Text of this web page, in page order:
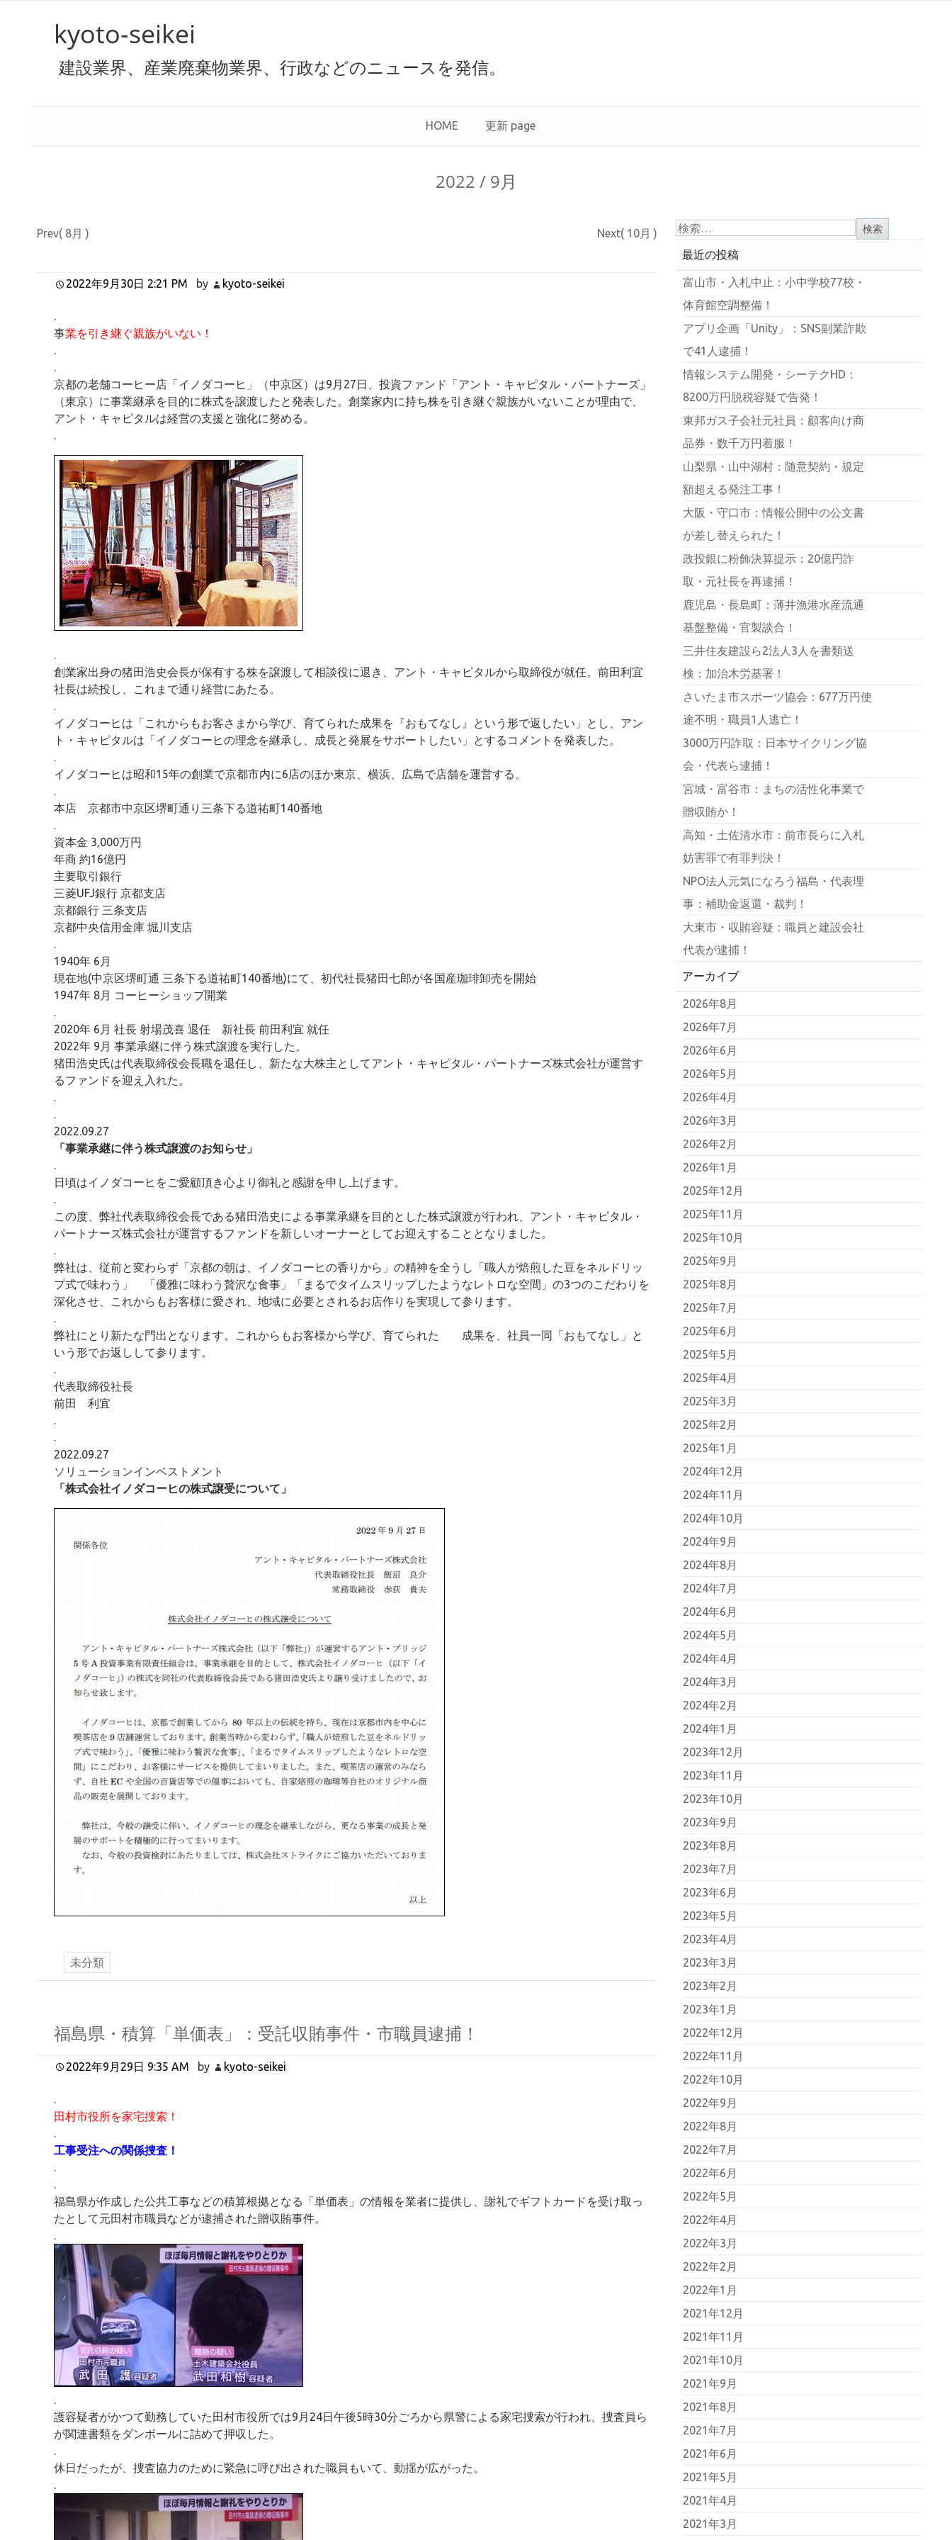
kyoto-seikei
建設業界、産業廃棄物業界、行政などのニュースを発信。
HOME 更新 page
2022 / 9月
Prev( 8月 ) Next( 10月 )
2022年9月30日 2:21 PM by kyoto-seikei
.
事業を引き継ぐ親族がいない！
.
.
京都の老舗コーヒー店「イノダコーヒ」（中京区）は9月27日、投資ファンド「アント・キャピタル・パートナーズ」
（東京）に事業継承を目的に株式を譲渡したと発表した。創業家内に持ち株を引き継ぐ親族がいないことが理由で、
アント・キャピタルは経営の支援と強化に努める。
.
.
創業家出身の猪田浩史会長が保有する株を譲渡して相談役に退き、アント・キャピタルから取締役が就任。前田利宜
社長は続投し、これまで通り経営にあたる。
.
イノダコーヒは「これからもお客さまから学び、育てられた成果を『おもてなし』という形で返したい」とし、アン
ト・キャピタルは「イノダコーヒの理念を継承し、成長と発展をサポートしたい」とするコメントを発表した。
.
イノダコーヒは昭和15年の創業で京都市内に6店のほか東京、横浜、広島で店舗を運営する。
.
本店 京都市中京区堺町通り三条下る道祐町140番地
.
資本金 3,000万円
年商 約16億円
主要取引銀行
三菱UFJ銀行 京都支店
京都銀行 三条支店
京都中央信用金庫 堀川支店
.
1940年 6月
現在地(中京区堺町通 三条下る道祐町140番地)にて、初代社長猪田七郎が各国産珈琲卸売を開始
1947年 8月 コーヒーショップ開業
.
2020年 6月 社長 射場茂喜 退任 新社長 前田利宜 就任
2022年 9月 事業承継に伴う株式譲渡を実行した。
猪田浩史氏は代表取締役会長職を退任し、新たな大株主としてアント・キャピタル・パートナーズ株式会社が運営す
るファンドを迎え入れた。
.
.
2022.09.27
「事業承継に伴う株式譲渡のお知らせ」
.
日頃はイノダコーヒをご愛顧頂き心より御礼と感謝を申し上げます。
.
この度、弊社代表取締役会長である猪田浩史による事業承継を目的とした株式譲渡が行われ、アント・キャピタル・
パートナーズ株式会社が運営するファンドを新しいオーナーとしてお迎えすることとなりました。
.
弊社は、従前と変わらず「京都の朝は、イノダコーヒの香りから」の精神を全うし「職人が焙煎した豆をネルドリッ
プ式で味わう」 「優雅に味わう贅沢な食事」「まるでタイムスリップしたようなレトロな空間」の3つのこだわりを
深化させ、これからもお客様に愛され、地域に必要とされるお店作りを実現して参ります。
.
弊社にとり新たな門出となります。これからもお客様から学び、育てられた 成果を、社員一同「おもてなし」と
いう形でお返しして参ります。
.
代表取締役社長
前田 利宜
.
.
2022.09.27
ソリューションインベストメント
「株式会社イノダコーヒの株式譲受について」
未分類
福島県・積算「単価表」：受託収賄事件・市職員逮捕！
2022年9月29日 9:35 AM by kyoto-seikei
.
田村市役所を家宅捜索！
.
工事受注への関係捜査！
.
.
福島県が作成した公共工事などの積算根拠となる「単価表」の情報を業者に提供し、謝礼でギフトカードを受け取っ
たとして元田村市職員などが逮捕された贈収賄事件。
.
.
護容疑者がかつて勤務していた田村市役所では9月24日午後5時30分ごろから県警による家宅捜索が行われ、捜査員ら
が関連書類をダンボールに詰めて押収した。
.
休日だったが、捜査協力のために緊急に呼び出された職員もいて、動揺が広がった。
.
最近の投稿
富山市・入札中止：小中学校77校・
体育館空調整備！
アプリ企画「Unity」：SNS副業詐欺
で41人逮捕！
情報システム開発・シーテクHD：
8200万円脱税容疑で告発！
東邦ガス子会社元社員：顧客向け商
品券・数千万円着服！
山梨県・山中湖村：随意契約・規定
額超える発注工事！
大阪・守口市：情報公開中の公文書
が差し替えられた！
政投銀に粉飾決算提示：20億円詐
取・元社長を再逮捕！
鹿児島・長島町：薄井漁港水産流通
基盤整備・官製談合！
三井住友建設ら2法人3人を書類送
検：加治木労基署！
さいたま市スポーツ協会：677万円使
途不明・職員1人逃亡！
3000万円詐取：日本サイクリング協
会・代表ら逮捕！
宮城・富谷市：まちの活性化事業で
贈収賄か！
高知・土佐清水市：前市長らに入札
妨害罪で有罪判決！
NPO法人元気になろう福島・代表理
事：補助金返還・裁判！
大東市・収賄容疑：職員と建設会社
代表が逮捕！
アーカイブ
2026年8月
2026年7月
2026年6月
2026年5月
2026年4月
2026年3月
2026年2月
2026年1月
2025年12月
2025年11月
2025年10月
2025年9月
2025年8月
2025年7月
2025年6月
2025年5月
2025年4月
2025年3月
2025年2月
2025年1月
2024年12月
2024年11月
2024年10月
2024年9月
2024年8月
2024年7月
2024年6月
2024年5月
2024年4月
2024年3月
2024年2月
2024年1月
2023年12月
2023年11月
2023年10月
2023年9月
2023年8月
2023年7月
2023年6月
2023年5月
2023年4月
2023年3月
2023年2月
2023年1月
2022年12月
2022年11月
2022年10月
2022年9月
2022年8月
2022年7月
2022年6月
2022年5月
2022年4月
2022年3月
2022年2月
2022年1月
2021年12月
2021年11月
2021年10月
2021年9月
2021年8月
2021年7月
2021年6月
2021年5月
2021年4月
2021年3月